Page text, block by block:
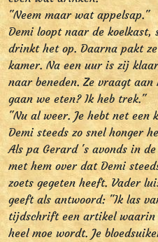
"Neem maar wat appelsap."
Demi loopt naar de koelkast,
drinkt het op. Daarna pakt
kamer. Na een uur is zij
naar beneden. Ze vraagt
gaan we eten? Ik heb trek."
"Nu al weer. Je hebt net een
Demi steeds zo snel honger
Als pa Gerard 's avonds in
met hem over dat Demi
zoets gegeten heeft. Vader
geeft als antwoord: "Ik las
tijdschrift een artikel
heel moe wordt. Je